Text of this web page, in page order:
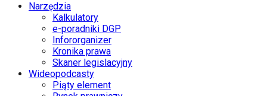
Narzędzia
Kalkulatory
e-poradniki DGP
Infororganizer
Kronika prawa
Skaner legislacyjny
Wideopodcasty
Piąty element